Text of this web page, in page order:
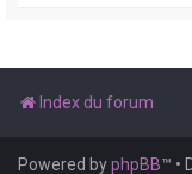
Index du forum
Powered byphpBB™ •